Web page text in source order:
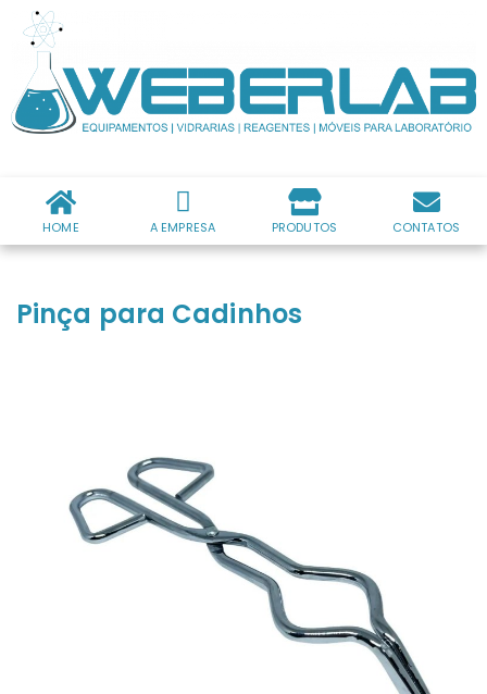
HOME A EMPRESA PRODUTOS CONTATOS
Pinça para Cadinhos